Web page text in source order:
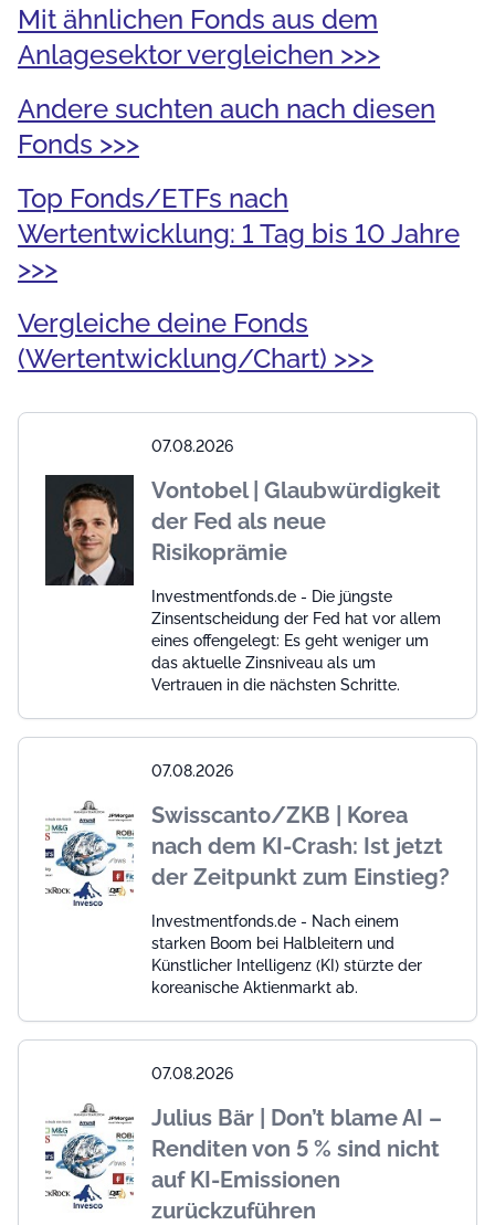
Mit ähnlichen Fonds aus dem
Anlagesektor vergleichen >>>
Andere suchten auch nach diesen
Fonds >>>
Top Fonds/ETFs nach
Wertentwicklung: 1 Tag bis 10 Jahre
>>>
Vergleiche deine Fonds
(Wertentwicklung/Chart) >>>
07.08.2026
Vontobel | Glaubwürdigkeit
der Fed als neue
Risikoprämie
Investmentfonds.de - Die jüngste
Zinsentscheidung der Fed hat vor allem
eines offengelegt: Es geht weniger um
das aktuelle Zinsniveau als um
Vertrauen in die nächsten Schritte.
07.08.2026
Swisscanto/ZKB | Korea
nach dem KI-Crash: Ist jetzt
der Zeitpunkt zum Einstieg?
Investmentfonds.de - Nach einem
starken Boom bei Halbleitern und
Künstlicher Intelligenz (KI) stürzte der
koreanische Aktienmarkt ab.
07.08.2026
Julius Bär | Don’t blame AI –
Renditen von 5 % sind nicht
auf KI-Emissionen
zurückzuführen